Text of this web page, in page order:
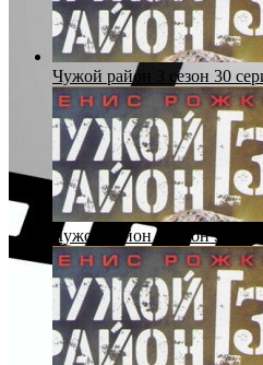
Чужой район 3 сезон 30
Чужой район 3 сезон 31